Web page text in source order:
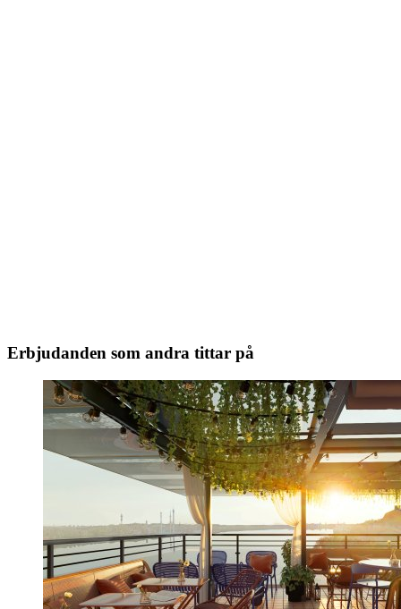
Erbjudanden som andra tittar på